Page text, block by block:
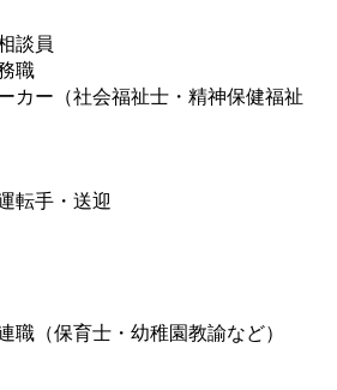
談員
職
カー（社会福祉士・精神保健福祉
転手・送迎
職（保育士・幼稚園教諭など）